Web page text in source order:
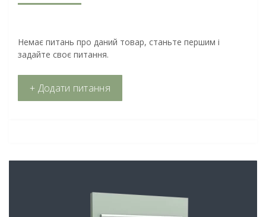
Немає питань про даний товар, станьте першим і
задайте своє питання.
+ Додати питання